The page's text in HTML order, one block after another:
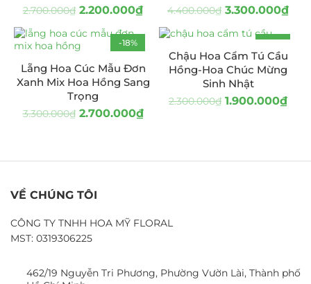
2.700.000₫ 2.200.000₫ 4.400.000₫ 3.300.000₫
-18%
Lẵng Hoa Cúc Mẫu Đơn
Xanh Mix Hoa Hồng Sang
Trọng
3.300.000₫ 2.700.000₫
-17%
Chậu Hoa Cẩm Tú Cầu
Hồng-Hoa Chúc Mừng
Sinh Nhật
2.300.000₫ 1.900.000₫
VỀ CHÚNG TÔI
CÔNG TY TNHH HOA MỸ FLORAL
MST: 0319306225
462/19 Nguyễn Tri Phương, Phường Vườn Lài, Thành phố